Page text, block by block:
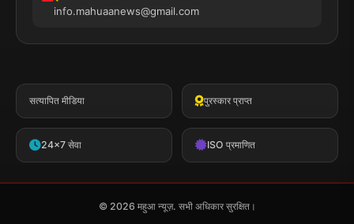
info.mahuaanews@gmail.com
सत्यापित मीडिया पुरस्कार प्राप्त
24x7 सेवा ISO प्रमाणित
© 2026 महुआ न्यूज़. सभी अधिकार सुरक्षित।